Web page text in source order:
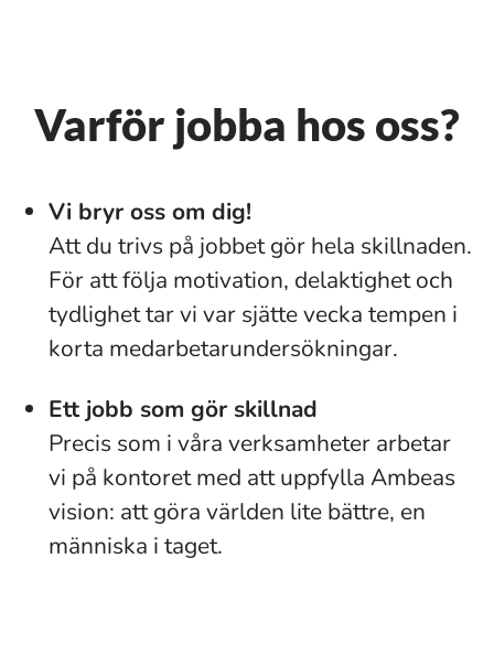
Varför jobba hos oss?
Vi bryr oss om dig!
Att du trivs på jobbet gör hela skillnaden.
För att följa motivation, delaktighet och
tydlighet tar vi var sjätte vecka tempen i
korta medarbetarundersökningar.
Ett jobb som gör skillnad
Precis som i våra verksamheter arbetar
vi på kontoret med att uppfylla Ambeas
vision: att göra världen lite bättre, en
människa i taget.